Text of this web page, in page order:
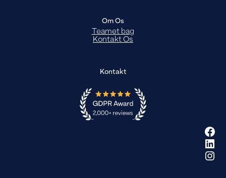
Om Os
Teamet bag
Kontakt Os
Kontakt